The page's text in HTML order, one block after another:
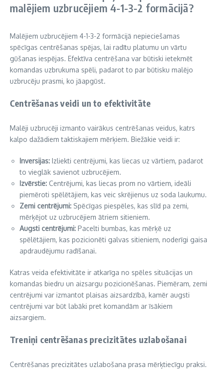
malējiem uzbrucējiem 4-1-3-2 formācijā?
Malējiem uzbrucējiem 4-1-3-2 formācijā nepieciešamas
spēcīgas centrēšanas spējas, lai radītu platumu un vārtu
gūšanas iespējas. Efektīva centrēšana var būtiski ietekmēt
komandas uzbrukuma spēli, padarot to par būtisku malējo
uzbrucēju prasmi, ko jāapgūst.
Centrēšanas veidi un to efektivitāte
Malēji uzbrucēji izmanto vairākus centrēšanas veidus, katrs
kalpo dažādiem taktiskajiem mērķiem. Biežākie veidi ir:
Inversijas: Izliekti centrējumi, kas liecas uz vārtiem, padarot
to vieglāk savienot uzbrucējiem.
Izvērstie: Centrējumi, kas liecas prom no vārtiem, ideāli
piemēroti spēlētājiem, kas veic skrējienus uz soda laukumu.
Zemi centrējumi: Spēcīgas piespēles, kas slīd pa zemi,
mērķējot uz uzbrucējiem ātriem sitieniem.
Augsti centrējumi: Pacelti bumbas, kas mērķē uz
spēlētājiem, kas pozicionēti galvas sitieniem, noderīgi gaisa
apdraudējumu radīšanai.
Katras veida efektivitāte ir atkarīga no spēles situācijas un
komandas biedru un aizsargu pozicionēšanas. Piemēram, zemi
centrējumi var izmantot plaisas aizsardzībā, kamēr augsti
centrējumi var būt labāki pret komandām ar īsākiem
aizsargiem.
Treniņi centrēšanas precizitātes uzlabošanai
Centrēšanas precizitātes uzlabošana prasa mērķtiecīgu praksi.